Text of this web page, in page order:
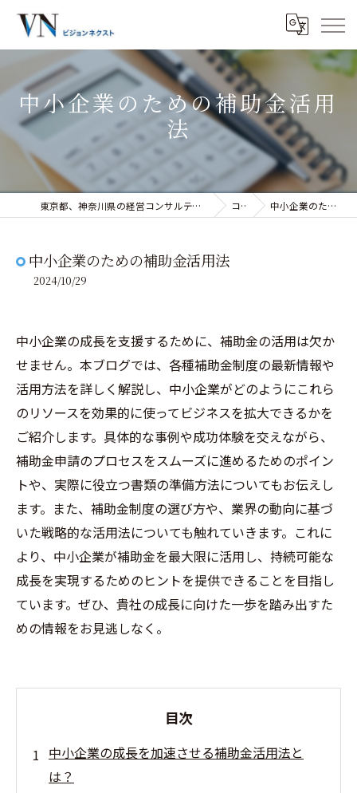
中小企業のための補助金活用
法
東京都、神奈川県の経営コンサルティングなら株式会社ビジョンネクスト コラム 中小企業のための補助金活用法
中小企業のための補助金活用法
2024/10/29
中小企業の成長を支援するために、補助金の活用は欠か
せません。本ブログでは、各種補助金制度の最新情報や
活用方法を詳しく解説し、中小企業がどのようにこれら
のリソースを効果的に使ってビジネスを拡大できるかを
ご紹介します。具体的な事例や成功体験を交えながら、
補助金申請のプロセスをスムーズに進めるためのポイン
トや、実際に役立つ書類の準備方法についてもお伝えし
ます。また、補助金制度の選び方や、業界の動向に基づ
いた戦略的な活用法についても触れていきます。これに
より、中小企業が補助金を最大限に活用し、持続可能な
成長を実現するためのヒントを提供できることを目指し
ています。ぜひ、貴社の成長に向けた一歩を踏み出すた
めの情報をお見逃しなく。
目次
中小企業の成長を加速させる補助金活用法と
は？